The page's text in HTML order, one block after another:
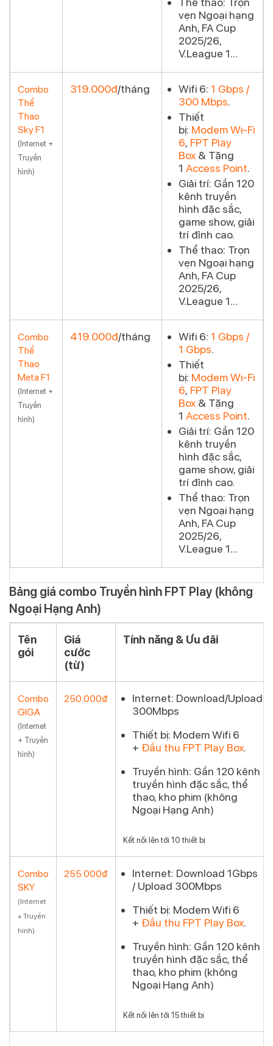
vẹn Ngoại hạng
Anh, FA Cup
2025/26,
V.League 1...
Combo
Thể
Thao
Sky F1
(Internet +
Truyền
hình)
319.000đ/tháng Wifi 6: 1 Gbps /
300 Mbps.
Thiết
bị: Modem Wi-Fi
6, FPT Play
Box & Tặng
1 Access Point.
Giải trí: Gần 120
kênh truyền
hình đặc sắc,
game show, giải
trí đỉnh cao.
Thể thao: Trọn
vẹn Ngoại hạng
Anh, FA Cup
2025/26,
V.League 1...
Combo
Thể
Thao
Meta F1
(Internet +
Truyền
hình)
419.000đ/tháng Wifi 6: 1 Gbps /
1 Gbps.
Thiết
bị: Modem Wi-Fi
6, FPT Play
Box & Tặng
1 Access Point.
Giải trí: Gần 120
kênh truyền
hình đặc sắc,
game show, giải
trí đỉnh cao.
Thể thao: Trọn
vẹn Ngoại hạng
Anh, FA Cup
2025/26,
V.League 1...
Bảng giá combo Truyền hình FPT Play (không
Ngoại Hạng Anh)
Tên
gói
Giá
cước
(từ)
Tính năng & Ưu đãi
Combo
GIGA
(Internet
+ Truyền
hình)
250.000₫ Internet: Download/Upload
300Mbps
Thiết bị: Modem Wifi 6
+ Đầu thu FPT Play Box.
Truyền hình: Gần 120 kênh
truyền hình đặc sắc, thể
thao, kho phim (không
Ngoại Hạng Anh)
Kết nối lên tới 10 thiết bị
Combo
SKY
(Internet
+ Truyền
hình)
255.000₫ Internet: Download 1Gbps
/ Upload 300Mbps
Thiết bị: Modem Wifi 6
+ Đầu thu FPT Play Box.
Truyền hình: Gần 120 kênh
truyền hình đặc sắc, thể
thao, kho phim (không
Ngoại Hạng Anh)
Kết nối lên tới 15 thiết bị